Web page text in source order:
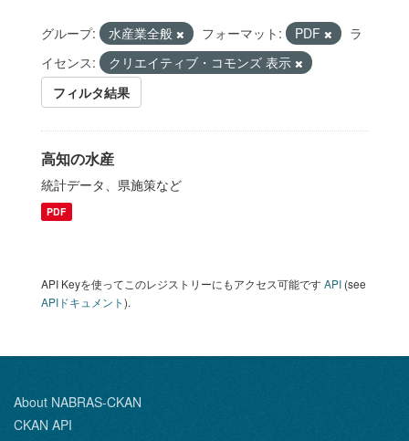
グループ: 水産業全般 フォーマット: PDF
ラ
イセンス:
クリエイティブ・コモンズ 表示
フィルタ結果
高知の水産
統計データ、県施策など
PDF
API Keyを使ってこのレジストリーにもアクセス可能ですAPI (see
APIドキュメント).
About NABRAS-CKAN
CKAN API